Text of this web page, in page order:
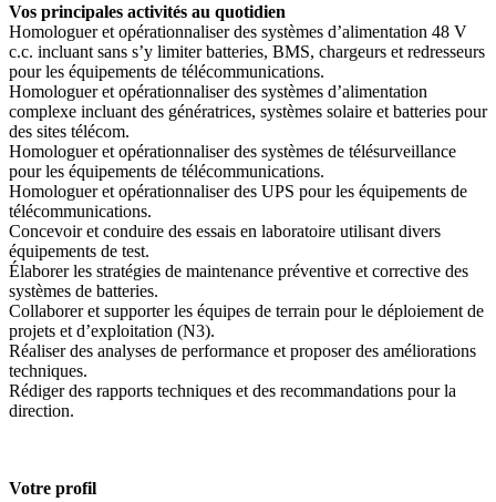
Vos principales activités au quotidien
Homologuer et opérationnaliser des systèmes d’alimentation 48 V
c.c. incluant sans s’y limiter batteries, BMS, chargeurs et redresseurs
pour les équipements de télécommunications.
Homologuer et opérationnaliser des systèmes d’alimentation
complexe incluant des génératrices, systèmes solaire et batteries pour
des sites télécom.
Homologuer et opérationnaliser des systèmes de télésurveillance
pour les équipements de télécommunications.
Homologuer et opérationnaliser des UPS pour les équipements de
télécommunications.
Concevoir et conduire des essais en laboratoire utilisant divers
équipements de test.
Élaborer les stratégies de maintenance préventive et corrective des
systèmes de batteries.
Collaborer et supporter les équipes de terrain pour le déploiement de
projets et d’exploitation (N3).
Réaliser des analyses de performance et proposer des améliorations
techniques.
Rédiger des rapports techniques et des recommandations pour la
direction.
Votre profil